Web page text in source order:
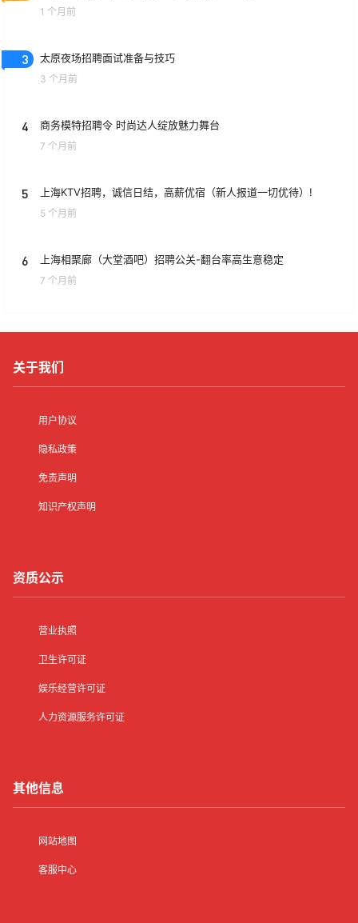
1 个月前
3 太原夜场招聘面试准备与技巧
3 个月前
4 商务模特招聘令 时尚达人绽放魅力舞台
7 个月前
5 上海KTV招聘，诚信日结，高薪优宿（新人报道一切优待）!
5 个月前
6 上海相聚廊（大堂酒吧）招聘公关-翻台率高生意稳定
7 个月前
关于我们
用户协议
隐私政策
免责声明
知识产权声明
资质公示
营业执照
卫生许可证
娱乐经营许可证
人力资源服务许可证
其他信息
网站地图
客服中心